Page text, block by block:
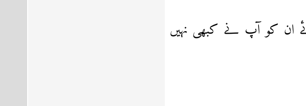
ان کو آپ نے کبھی نہیں